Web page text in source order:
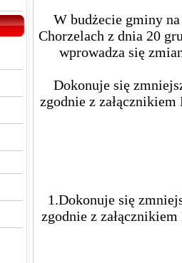
W budżecie gminy
Chorzelach z dnia 20
wprowadza się
Dokonuje się
zgodnie z
1.Dokonuje się
zgodnie z